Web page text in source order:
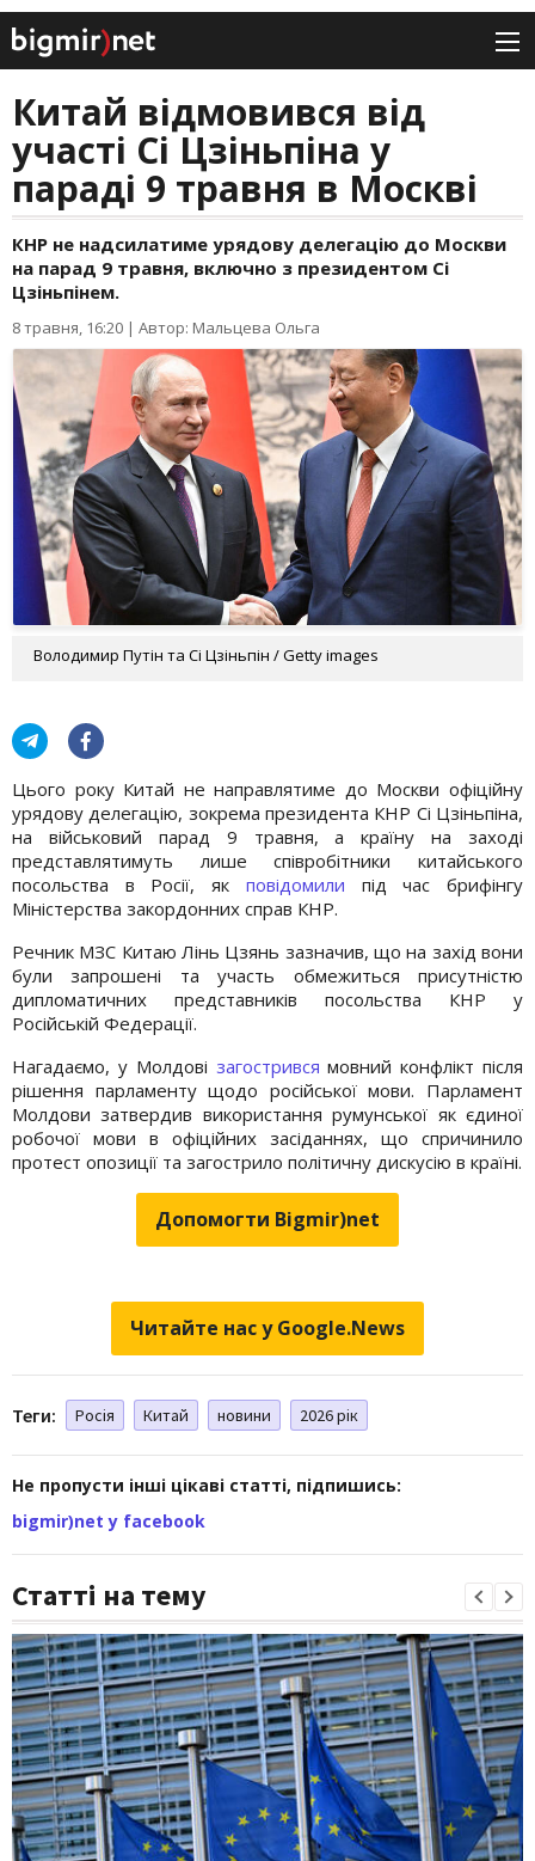
Китай відмовився від
участі Сі Цзіньпіна у
параді 9 травня в Москві
КНР не надсилатиме урядову делегацію до Москви
на парад 9 травня, включно з президентом Сі
Цзіньпінем.
8 травня, 16:20 | Автор: Мальцева Ольга
Володимир Путін та Сі Цзіньпін / Getty images
Цього року Китай не направлятиме до Москви офіційну
урядову делегацію, зокрема президента КНР Сі Цзіньпіна,
на військовий парад 9 травня, а країну на заході
представлятимуть лише співробітники китайського
посольства в Росії, як повідомили під час брифінгу
Міністерства закордонних справ КНР.
Речник МЗС Китаю Лінь Цзянь зазначив, що на захід вони
були запрошені та участь обмежиться присутністю
дипломатичних представників посольства КНР у
Російській Федерації.
Нагадаємо, у Молдові загострився мовний конфлікт після
рішення парламенту щодо російської мови. Парламент
Молдови затвердив використання румунської як єдиної
робочої мови в офіційних засіданнях, що спричинило
протест опозиції та загострило політичну дискусію в країні.
Допомогти Bigmir)net
Читайте нас у Google.News
Теги: Росія Китай новини 2026 рік
Не пропусти інші цікаві статті, підпишись:
bigmir)net у facebook
Статті на тему